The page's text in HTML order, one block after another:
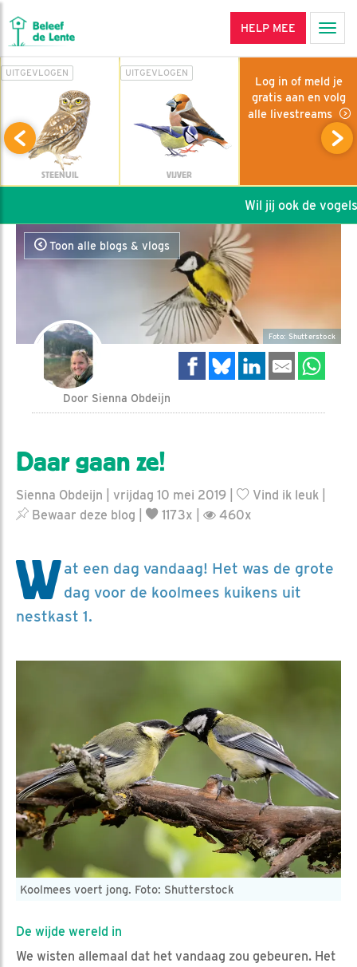
HELP MEE
UITGEVLOGEN
STEENUIL
UITGEVLOGEN
VIJVER
Log in of meld je
gratis aan en volg
alle livestreams
Wil jij ook de
Toon alle blogs & vlogs
Foto: Shutterstock
Door Sienna Obdeijn
Daar gaan ze!
Sienna Obdeijn | vrijdag 10 mei 2019 | Vind ik leuk
Bewaar deze blog
1173x | 460x
Wat een dag vandaag! Het was de grote
dag voor de koolmees kuikens uit
nestkast 1.
Koolmees voert jong. Foto: Shutterstock
De wijde wereld in
We wisten allemaal dat het vandaag zou gebeuren. Het